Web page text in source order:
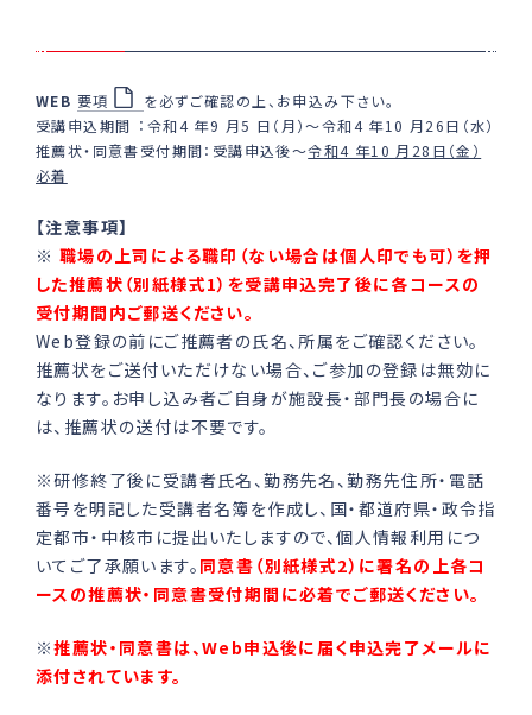
WEB 要項
を必ずご確認の上、お申込み下さい。
受講申込期間︓令和4 年9 ⽉5 ⽇（⽉）〜令和4 年10 ⽉26⽇（水）
推薦状・同意書受付期間：受講申込後〜令和4 年10 ⽉28⽇（金）
必着
【注意事項】
※ 職場の上司による職印（ない場合は個人印でも可）を押
した推薦状（別紙様式1）を受講申込完了後に各コースの
受付期間内ご郵送ください。
Web登録の前にご推薦者の氏名、所属をご確認ください。
推薦状をご送付いただけない場合、ご参加の登録は無効に
なります。お申し込み者ご自身が施設長・部門長の場合に
は、推薦状の送付は不要です。
※研修終了後に受講者氏名、勤務先名、勤務先住所・電話
番号を明記した受講者名簿を作成し、国・都道府県・政令指
定都市・中核市に提出いたしますので、個人情報利用につ
いてご了承願います。 同意書（別紙様式2）に署名の上各コ
ースの推薦状・同意書受付期間に必着でご郵送ください。
※推薦状・同意書は、Web申込後に届く申込完了メールに
添付されています。